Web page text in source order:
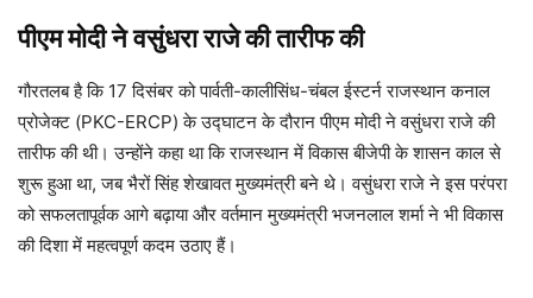
पीएम मोदी ने वसुंधरा राजे की तारीफ की
गौरतलब है कि 17 दिसंबर को पार्वती-कालीसिंध-चंबल ईस्टर्न राजस्थान कनाल
प्रोजेक्ट (PKC-ERCP) के उद्घाटन के दौरान पीएम मोदी ने वसुंधरा राजे की
तारीफ की थी। उन्होंने कहा था कि राजस्थान में विकास बीजेपी के शासन काल से
शुरू हुआ था, जब भैरों सिंह शेखावत मुख्यमंत्री बने थे। वसुंधरा राजे ने इस परंपरा
को सफलतापूर्वक आगे बढ़ाया और वर्तमान मुख्यमंत्री भजनलाल शर्मा ने भी विकास
की दिशा में महत्वपूर्ण कदम उठाए हैं।